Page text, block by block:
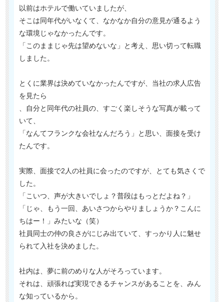
以前はホテルで働いていましたが、
そこは同年代がいなくて、なかなか自分の意見が通るよう
な環境じゃなかったんです。
「このままじゃ先は望めないな」と考え、思い切って転職
しました。
とくに業界は決めていなかったんですが、当社の求人広告
を見たら
、自分と同年代の社員の、すごく楽しそうな写真が載って
いて、
「なんてフランクな会社なんだろう」と思い、面接を受け
たんです。
実際、面接で2人の社員に会ったのですが、とても気さくで
した。
「こいつ、声が大きいでしょ？普段はもっとだよね？」
「じゃ、もう一回、あいさつからやりましょうか？こんに
ちはー！」みたいな（笑）
社員同士の仲の良さがにじみ出ていて、すっかり人に魅せ
られて入社を決めました。
社内は、夢に前のめりな人がそろっています。
それは、頑張れば実現できるチャンスがあることを、みん
な知っているから。